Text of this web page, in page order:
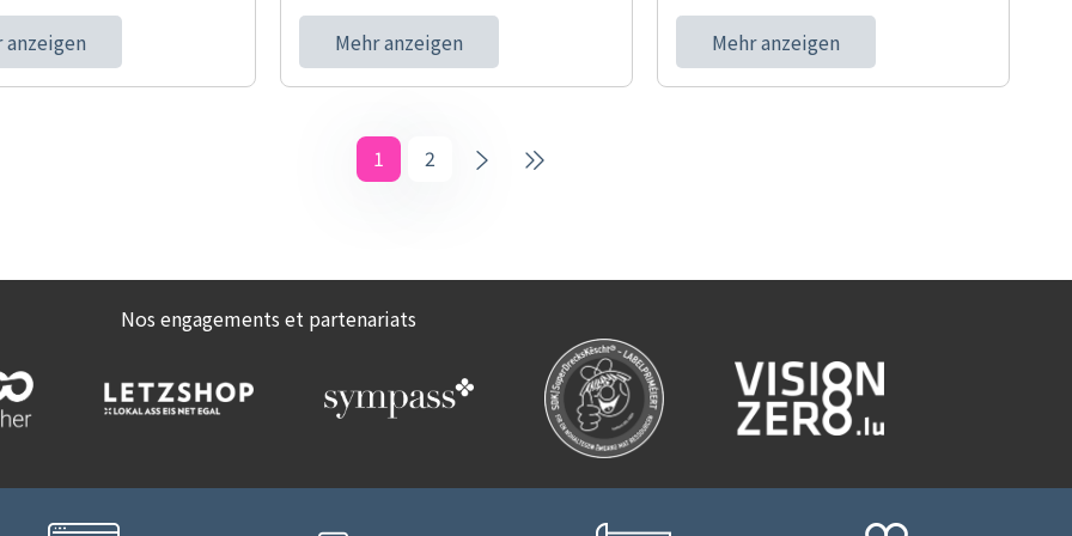
anzeigen Mehr anzeigen Mehr anzeigen
1 2
Nos engagements et partenariats